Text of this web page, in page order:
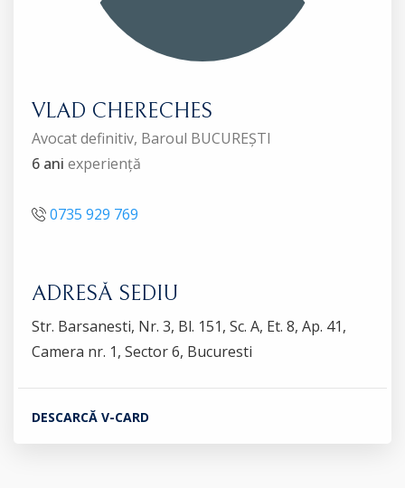
VLAD CHERECHES
Avocat definitiv, Baroul BUCUREȘTI
6 ani experiență
0735 929 769
ADRESĂ SEDIU
Str. Barsanesti, Nr. 3, Bl. 151, Sc. A, Et. 8, Ap. 41,
Camera nr. 1, Sector 6, Bucuresti
DESCARCĂ V-CARD